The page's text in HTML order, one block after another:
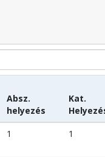
Absz.
helyezés
Kat.
1 1